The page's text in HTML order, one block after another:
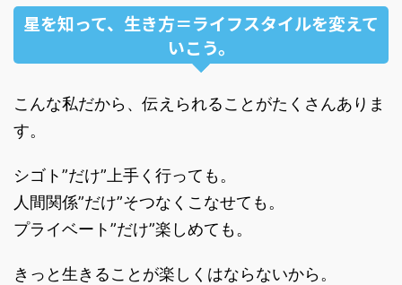
星を知って、生き方＝ライフスタイルを変えて
いこう。
こんな私だから、伝えられることがたくさんありま
す。
シゴト”だけ”上手く行っても。
人間関係”だけ”そつなくこなせても。
プライベート”だけ”楽しめても。
きっと生きることが楽しくはならないから。